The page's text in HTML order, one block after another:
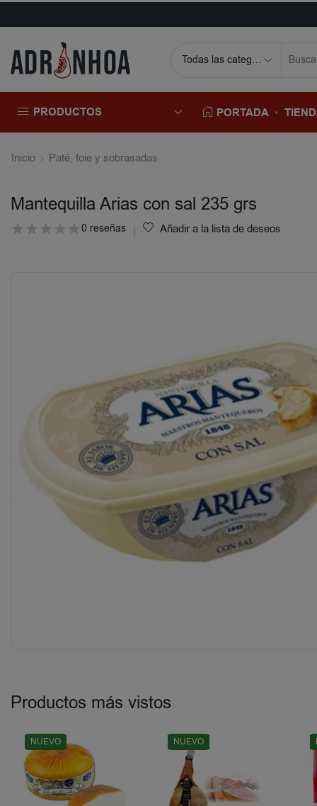
PRODUCTOS PORTADA
Inicio Paté, foie y sobrasadas
Mantequilla Arias con sal 235 grs
0 reseñas Añadir a la lista de deseos
Productos más vistos
NUEVO NUEVO